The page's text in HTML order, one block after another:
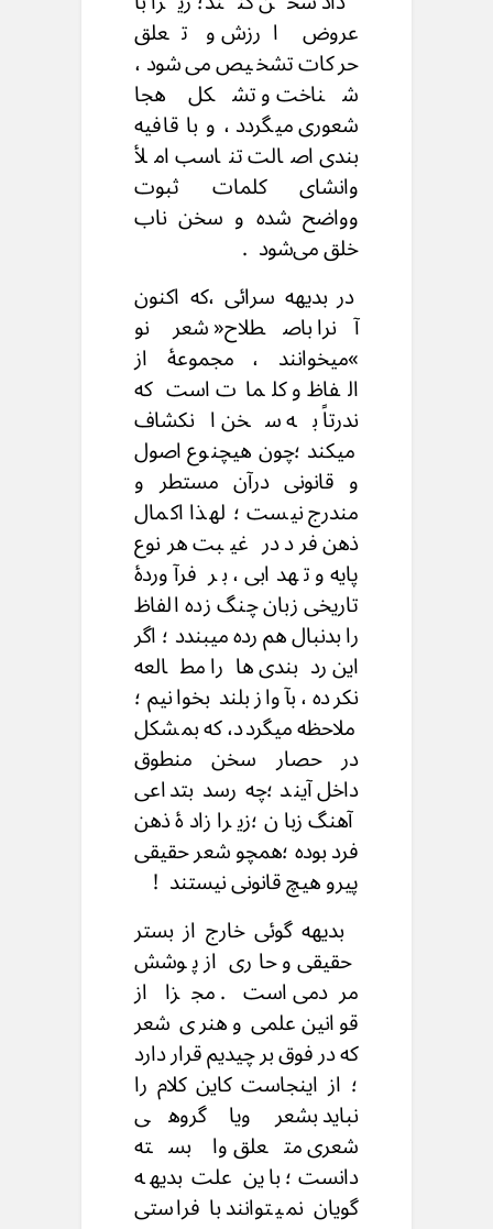
عروض ارزش و تعلق
حرکات تشخیص می‌شود ،
شناخت و تشکل هجا
شعوری میگردد ، و با قافیه
بندی اصالت تناسب املأ
وانشای کلمات ثبوت
وواضح شده و سخن ناب
خلق می‌شود .
در بدیهه سرائی ،که اکنون
آنرا باصطلاح« شعر نو
»میخوانند ، مجموعهٔ از
الفاظ و کلمات است که
ندرتاً به سخن انکشاف
میکند ؛چون هیچنوع اصول
و قانونی درآن مستطر و
مندرج نیست ؛ لهذا اکمال
ذهن فرد در غیبت هرنوع
پایه و تهدابی ، بر فرآوردهٔ
تاریخی زبان چنگ زده الفاظ
را بدنبال هم رده میبندد ؛ اگر
این ردبندی هارا مطالعه
نکرده ، بآواز بلند بخوانیم ؛
ملاحظه میگردد، که بمشکل
در حصار سخن منطوق
داخل آیند ؛چه رسد بتداعی
آهنگ زبان ؛زیرا زادهٔ ذهن
فرد بوده ؛همچو شعر حقیقی
پیرو هیچ قانونی نیستند !
بدیهه گوئی خارج از بستر
حقیقی و حاری از پوشش
مردمی است . مجزا از
قوانین علمی و هنری شعر
که در فوق بر چیدیم قرار دارد
؛ از اینجاست کاین کلام را
نباید بشعر ویا گروهی
شعری متعلق وا بسته
دانست ؛ باین علت بدیهه
گویان نمیتوانند با فراستی